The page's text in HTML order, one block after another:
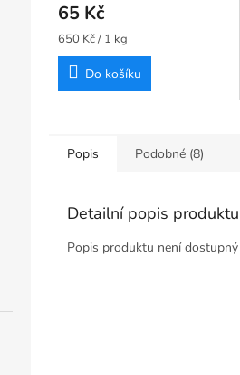
65 Kč
Měrná
cena:
650 Kč / 1 kg
Do košíku
Popis Podobné (8)
Detailní popis produktu
Popis produktu není dostupný